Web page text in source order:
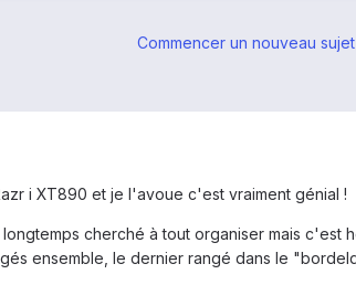
Commencer un nouveau sujet
i XT890 et je l'avoue c'est vraiment génial !
cherché à tout organiser mais c'est
ensemble, le dernier rangé dans le